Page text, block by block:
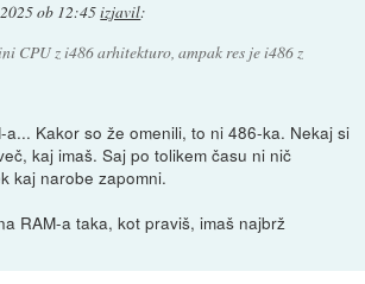
ob 12:45izjavil:
CPU z i486 arhitekturo, ampak res je i486 z
a... Kakor so že omenili, to ni 486-ka. Nekaj si
kaj imaš. Saj po tolikem času ni nič
kaj narobe zapomni.
RAM-a taka, kot praviš, imaš najbrž